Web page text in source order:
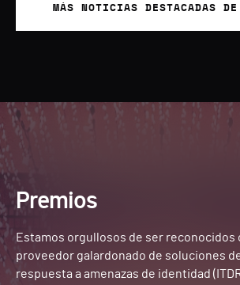
MÁS NOTICIAS DESTACADAS
Premios
Estamos orgullosos de ser reconocidos
proveedor galardonado de soluciones
respuesta a amenazas de identidad